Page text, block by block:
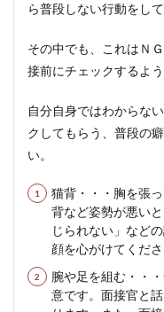
ら普段しない行動をし
その中でも、これはＮ
接前にチェックするよ
自分自身ではわからな
クしてもらう、普段の
い。
猫背・・・胸を張
背など姿勢が悪い
じられない」など
顔を心がけてくださ
腕や足を組む・・
意です。面接官と